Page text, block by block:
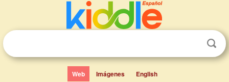
Web Imágenes English